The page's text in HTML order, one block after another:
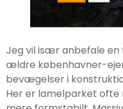
Jeg vil især anbefale en
ældre københavner-
bevægelser i
Her er lamelparket ofte